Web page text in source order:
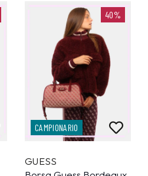
40%
CAMPIONARIO
GUESS